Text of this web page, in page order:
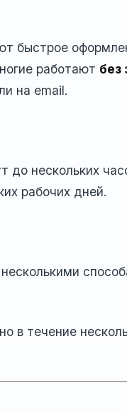
быстрое
работают без
на email.
нескольких
рабочих дней.
в течение